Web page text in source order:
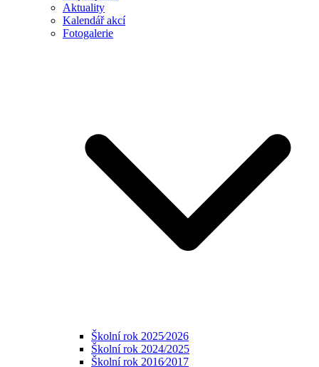
Aktuality
Kalendář akcí
Fotogalerie
Školní rok 2025⁄2026
Školní rok 2024/2025
Školní rok 2016⁄2017